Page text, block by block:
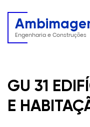
Engenharia e Construções
GU 31
E